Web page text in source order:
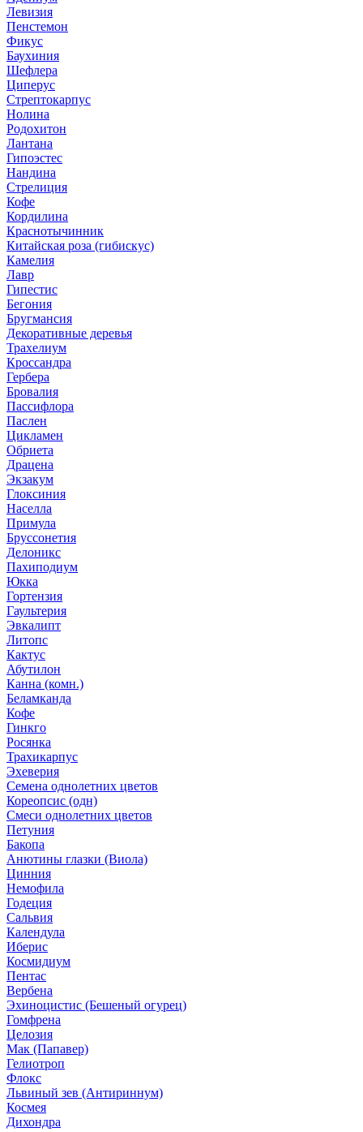
Левизия
Пенстемон
Фикус
Баухиния
Шефлера
Циперус
Стрептокарпус
Нолина
Родохитон
Лантана
Гипоэстес
Нандина
Стрелиция
Кофе
Кордилина
Краснотычинник
Китайская роза (гибискус)
Камелия
Лавр
Гипестис
Бегония
Бругмансия
Декоративные деревья
Трахелиум
Кроссандра
Гербера
Бровалия
Пассифлора
Паслен
Цикламен
Обриета
Драцена
Экзакум
Глоксиния
Населла
Примула
Бруссонетия
Делоникс
Пахиподиум
Юкка
Гортензия
Гаультерия
Эвкалипт
Литопс
Кактус
Абутилон
Канна (комн.)
Беламканда
Кофе
Гинкго
Росянка
Трахикарпус
Эхеверия
Семена однолетних цветов
Кореопсис (одн)
Смеси однолетних цветов
Петуния
Бакопа
Анютины глазки (Виола)
Цинния
Немофила
Годеция
Сальвия
Календула
Иберис
Космидиум
Пентас
Вербена
Эхиноцистис (Бешеный огурец)
Гомфрена
Целозия
Мак (Папавер)
Гелиотроп
Флокс
Львиный зев (Антириннум)
Космея
Дихондра